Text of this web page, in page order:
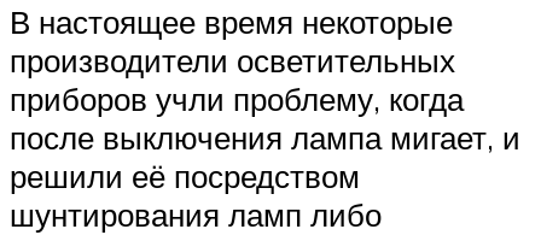
В настоящее время некоторые
производители осветительных
приборов учли проблему, когда
после выключения лампа мигает, и
решили её посредством
шунтирования ламп либо